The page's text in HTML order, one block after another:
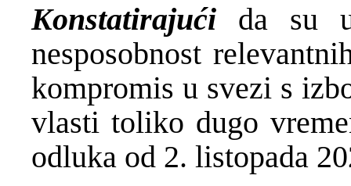
Konstatirajući da su
nesposobnost
kompromis u svezi s
vlasti toliko dugo
odluka od 2. listopada